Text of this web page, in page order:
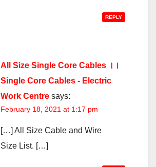
REPLY
All Size Single Core Cables ।।
Single Core Cables - Electric
Work Centre says:
February 18, 2021 at 1:17 pm
[…] All Size Cable and Wire
Size List. […]